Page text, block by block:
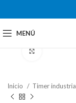
MENÚ
Inicio Timer